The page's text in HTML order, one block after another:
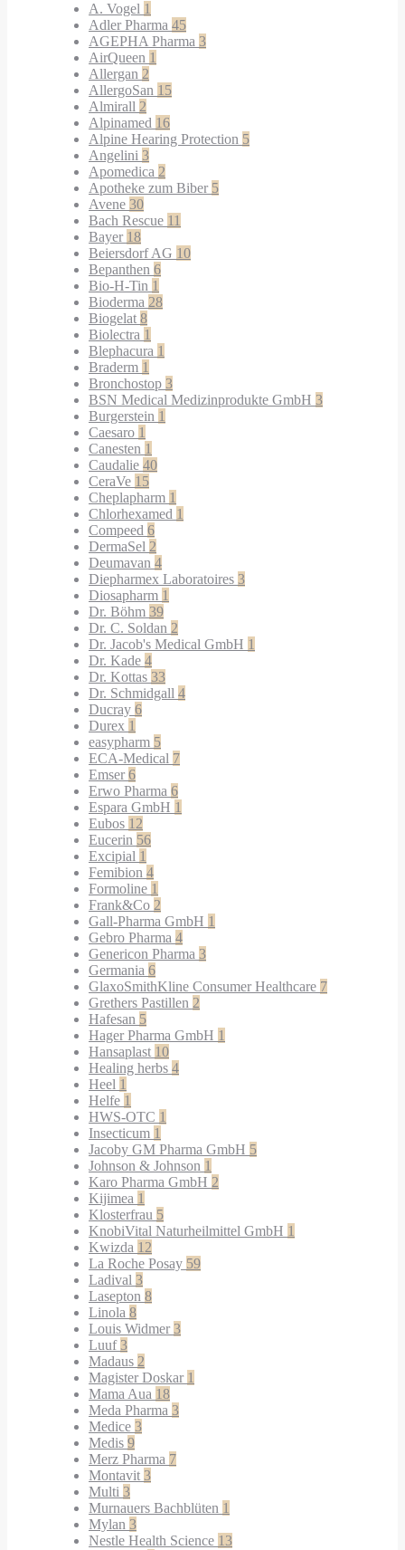
A. Vogel 1
Adler Pharma 45
AGEPHA Pharma 3
AirQueen 1
Allergan 2
AllergoSan 15
Almirall 2
Alpinamed 16
Alpine Hearing Protection 5
Angelini 3
Apomedica 2
Apotheke zum Biber 5
Avene 30
Bach Rescue 11
Bayer 18
Beiersdorf AG 10
Bepanthen 6
Bio-H-Tin 1
Bioderma 28
Biogelat 8
Biolectra 1
Blephacura 1
Braderm 1
Bronchostop 3
BSN Medical Medizinprodukte GmbH 3
Burgerstein 1
Caesaro 1
Canesten 1
Caudalie 40
CeraVe 15
Cheplapharm 1
Chlorhexamed 1
Compeed 6
DermaSel 2
Deumavan 4
Diepharmex Laboratoires 3
Diosapharm 1
Dr. Böhm 39
Dr. C. Soldan 2
Dr. Jacob's Medical GmbH 1
Dr. Kade 4
Dr. Kottas 33
Dr. Schmidgall 4
Ducray 6
Durex 1
easypharm 5
ECA-Medical 7
Emser 6
Erwo Pharma 6
Espara GmbH 1
Eubos 12
Eucerin 56
Excipial 1
Femibion 4
Formoline 1
Frank&Co 2
Gall-Pharma GmbH 1
Gebro Pharma 4
Genericon Pharma 3
Germania 6
GlaxoSmithKline Consumer Healthcare 7
Grethers Pastillen 2
Hafesan 5
Hager Pharma GmbH 1
Hansaplast 10
Healing herbs 4
Heel 1
Helfe 1
HWS-OTC 1
Insecticum 1
Jacoby GM Pharma GmbH 5
Johnson & Johnson 1
Karo Pharma GmbH 2
Kijimea 1
Klosterfrau 5
KnobiVital Naturheilmittel GmbH 1
Kwizda 12
La Roche Posay 59
Ladival 3
Lasepton 8
Linola 8
Louis Widmer 3
Luuf 3
Madaus 2
Magister Doskar 1
Mama Aua 18
Meda Pharma 3
Medice 3
Medis 9
Merz Pharma 7
Montavit 3
Multi 3
Murnauers Bachblüten 1
Mylan 3
Nestle Health Science 13